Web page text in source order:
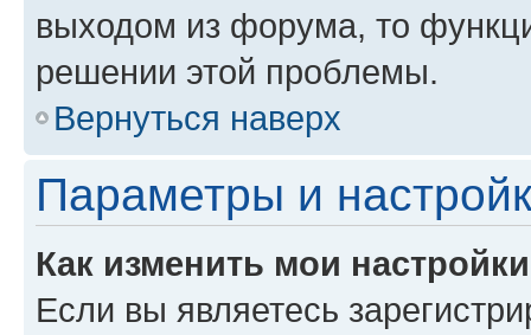
выходом из форума, то
решении этой проблемы.
Вернуться наверх
Параметры и
Как изменить мои
Если вы являетесь